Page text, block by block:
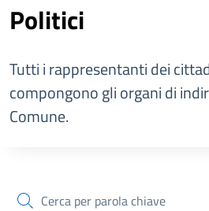
Politici
Tutti i rappresentanti dei
compongono gli organi di
Comune.
cerca